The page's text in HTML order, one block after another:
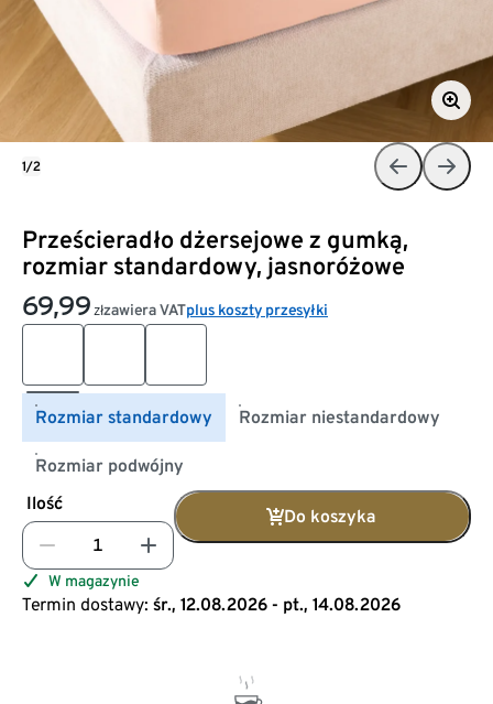
Prześcieradło dżersejowe z gumką,
rozmiar standardowy, jasnoróżowe
69,99 złzawiera VATplus koszty przesyłki
Rozmiar standardowy Rozmiar niestandardowy
Rozmiar podwójny
Ilość
Do koszyka
W magazynie
Termin dostawy: śr., 12.08.2026 - pt., 14.08.2026
1/2